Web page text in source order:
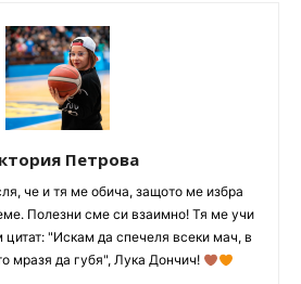
Петрова
че и тя ме обича, защото ме избра
Полезни сме си взаимно! Тя ме учи
"Искам да спечеля всеки мач, в
мразя да губя", Лука Дончич!